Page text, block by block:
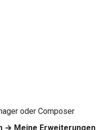
oder Composer
→ Meine Erweiterungen